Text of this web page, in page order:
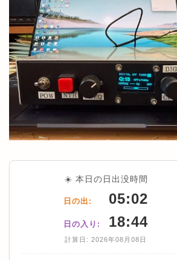
☀️ 本日の日出没時間
日の出: 05:02
日の入り: 18:44
計算日: 2026年08月08日